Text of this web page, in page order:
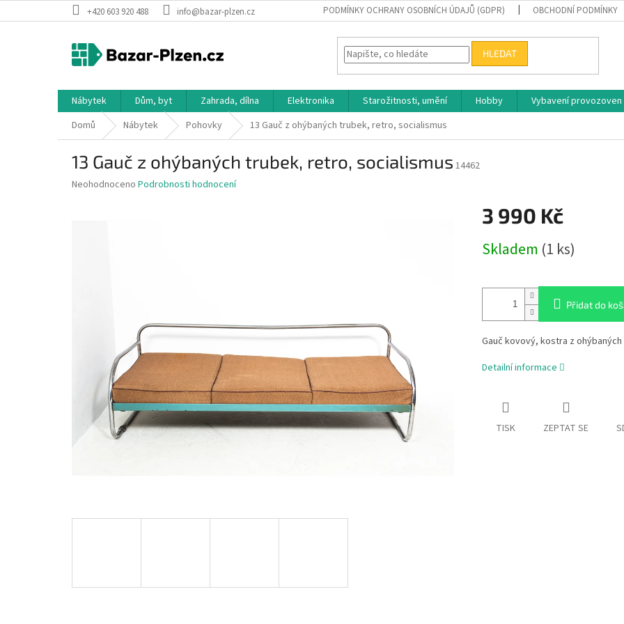
na
+420 603 920 488 info@bazar-plzen.cz PODMÍNKY OCHRANY OSOBNÍCH ÚDAJŮ (GDPR) OBCHODNÍ PODMÍNKY
HLEDAT
Nábytek Dům, byt Zahrada, dílna Elektronika Starožitnosti, umění Hobby Vybavení provozoven
Domů
Nábytek Pohovky 13 Gauč z ohýbaných trubek, retro, socialismus
13 Gauč z ohýbaných trubek, retro, socialismus 14462
Průměrné
Neohodnoceno Podrobnosti hodnocení
3 990 Kč
cena:
Skladem (1 ks)
Přidat do
Gauč kovový, kostra z
Detailní informace
TISK ZEPTAT SE